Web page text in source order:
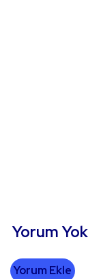
Yorum Yok
Yorum Ekle